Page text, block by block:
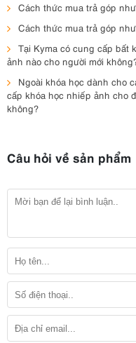
Cách thức mua trả góp
Cách thức mua trả góp
Tại Kyma có cung cấp bất
ảnh nào cho người mới
Ngoài khóa học dành cho
cấp khóa học nhiếp ảnh cho
không?
Câu hỏi về sản phẩm